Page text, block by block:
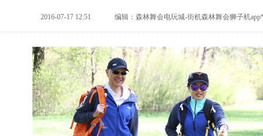
2016-07-17 12:51 编辑：森林舞会电玩城-街机森林舞会狮子机